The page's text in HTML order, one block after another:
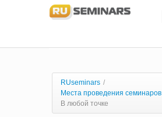
Курсы
Тренинги
RUseminars /
Места проведения семинаров
В любой точке